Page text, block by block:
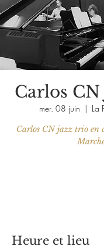
Carlos
mer. 08 juin
  |
La
Carlos CN jazz trio en
Heure et lieu